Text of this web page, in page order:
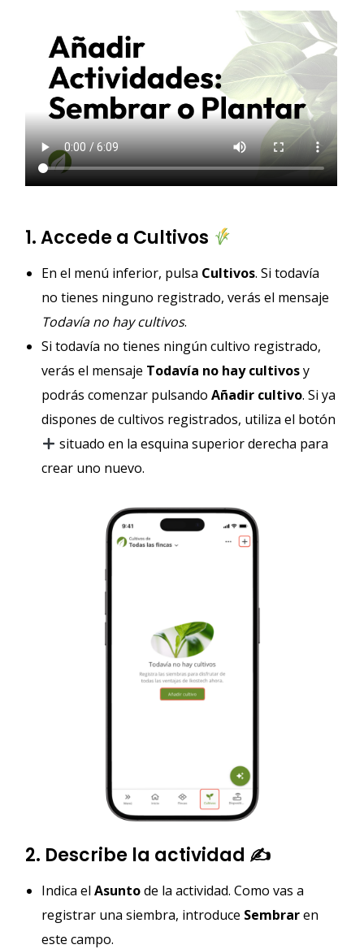
1. Accede a Cultivos
En el menú inferior, pulsa Cultivos. Si todavía
no tienes ninguno registrado, verás el mensaje
Todavía no hay cultivos.
Si todavía no tienes ningún cultivo registrado,
verás el mensaje Todavía no hay cultivosy
podrás comenzar pulsando Añadir cultivo. Si ya
dispones de cultivos registrados, utiliza el botón
situado en la esquina superior derecha para
crear uno nuevo.
2. Describe la actividad ✍️
Indica el Asuntode la actividad. Como vas a
registrar una siembra, introduce Sembraren
este campo.